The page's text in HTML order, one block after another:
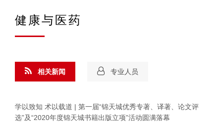
健康与医药
相关新闻
学以致知 术以载道 | 第一届“锦天城优秀专著、译著、论文评
选”及“2020年度锦天城书籍出版立项”活动圆满落幕
专业人员